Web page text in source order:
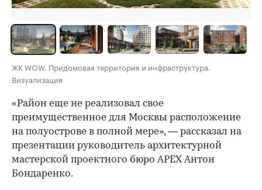
ЖК WOW. Придомовая территория и инфраструктура.
Визуализация
«Район еще не реализовал свое
преимущественное для Москвы расположение
на полуострове в полной мере», — рассказал на
презентации руководитель архитектурной
мастерской проектного бюро APEX Антон
Бондаренко.